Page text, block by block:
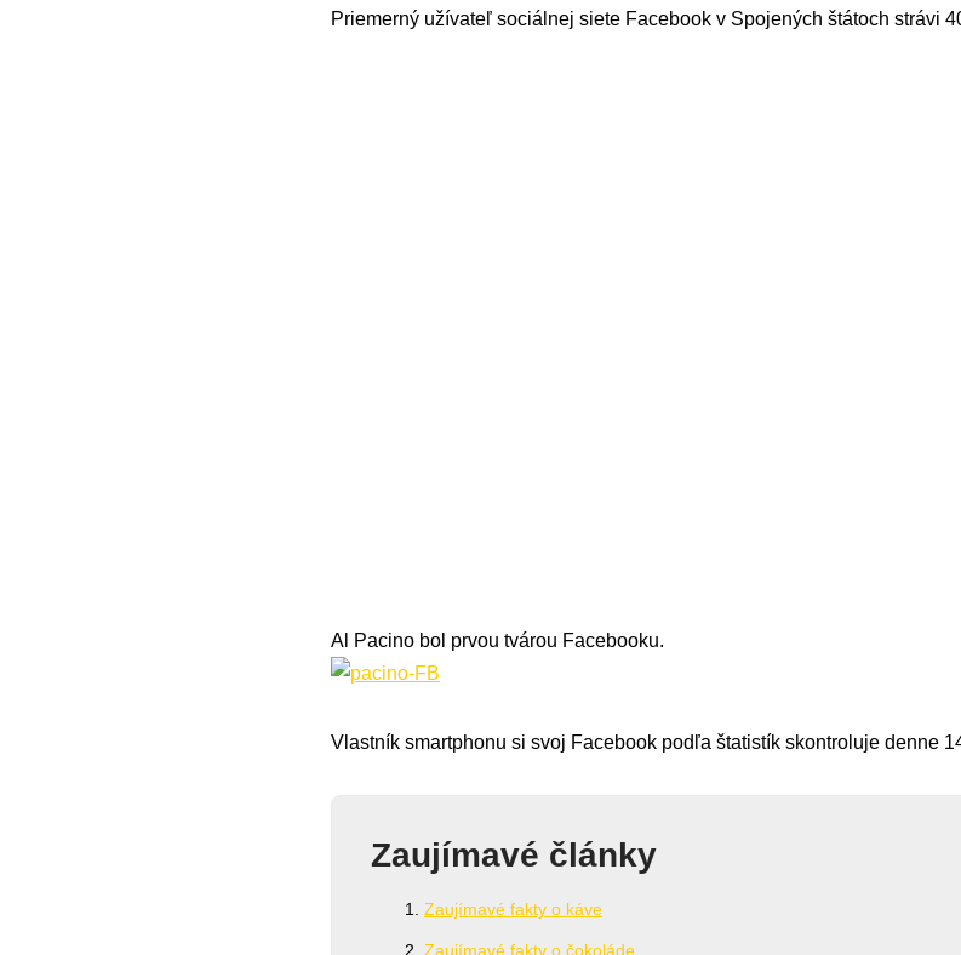
Priemerný užívateľ sociálnej siete Facebook v Spojených štátoch strávi
Al Pacino bol prvou tvárou Facebooku.
Vlastník smartphonu si svoj Facebook podľa štatistík skontroluje denne
Zaujímavé články
Zaujímavé fakty o káve
Zaujímavé fakty o čokoláde